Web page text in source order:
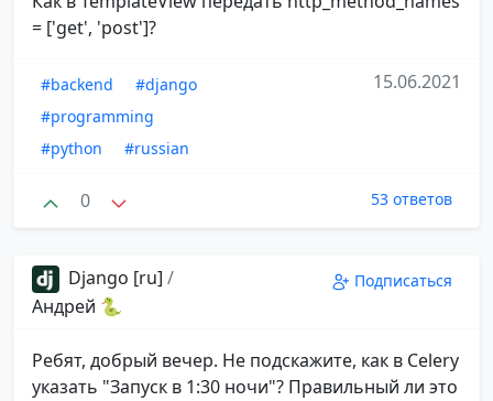
= ['get', 'post']?
#backend
#django
#programming
#python
#russian
15.06.2021
0 53 ответов
Django [ru] /
Андрей 🐍
Подписаться
Ребят, добрый вечер. Не подскажите, как в Celery
указать "Запуск в 1:30 ночи"? Правильный ли это